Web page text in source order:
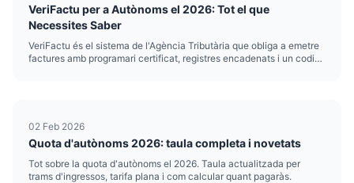
VeriFactu per a Autònoms el 2026: Tot el que
Necessites Saber
VeriFactu és el sistema de l'Agència Tributària que obliga a emetre
factures amb programari certificat, registres encadenats i un codi
02 Feb 2026
Quota d'autònoms 2026: taula completa i novetats
Tot sobre la quota d'autònoms el 2026. Taula actualitzada per
trams d'ingressos, tarifa plana i com calcular quant pagaràs.